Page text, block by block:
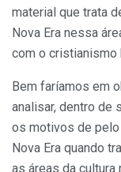
material que trata
Nova Era nessa
com o cristianismo
Bem faríamos em
analisar, dentro de
os motivos de
Nova Era quando
as áreas da cultura